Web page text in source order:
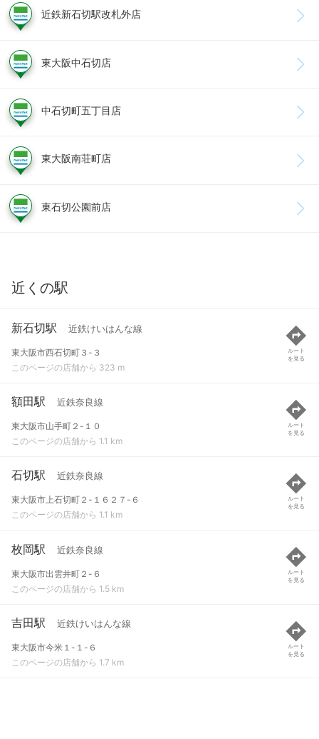
近鉄新石切駅改札外店
東大阪中石切店
中石切町五丁目店
東大阪南荘町店
東石切公園前店
近くの駅
新石切駅 近鉄けいはんな線
東大阪市西石切町３-３
このページの店舗から 323 m
ルート
を見る
額田駅 近鉄奈良線
東大阪市山手町２-１０
このページの店舗から 1.1 km
ルート
を見る
石切駅 近鉄奈良線
東大阪市上石切町２-１６２７-６
このページの店舗から 1.1 km
ルート
を見る
枚岡駅 近鉄奈良線
東大阪市出雲井町２-６
このページの店舗から 1.5 km
ルート
を見る
吉田駅 近鉄けいはんな線
東大阪市今米１-１-６
このページの店舗から 1.7 km
ルート
を見る